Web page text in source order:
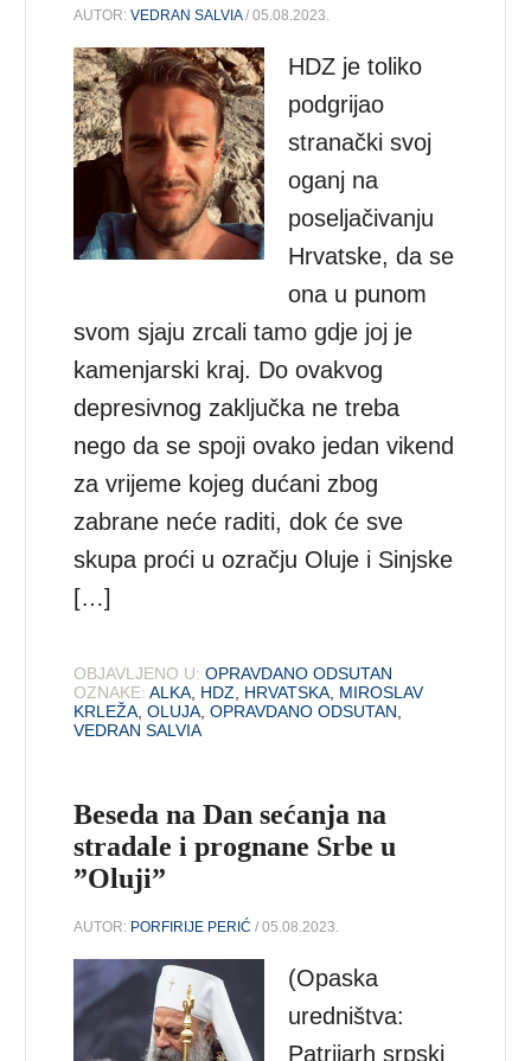
AUTOR:VEDRAN SALVIA/ 05.08.2023.
HDZ je toliko
podgrijao
stranački svoj
oganj na
poseljačivanju
Hrvatske, da se
ona u punom
svom sjaju zrcali tamo gdje joj je
kamenjarski kraj. Do ovakvog
depresivnog zaključka ne treba
nego da se spoji ovako jedan vikend
za vrijeme kojeg dućani zbog
zabrane neće raditi, dok će sve
skupa proći u ozračju Oluje i Sinjske
[…]
OBJAVLJENO U: OPRAVDANO ODSUTAN
OZNAKE: ALKA, HDZ, HRVATSKA, MIROSLAV
KRLEŽA,OLUJA,OPRAVDANO ODSUTAN,
VEDRAN SALVIA
Beseda na Dan sećanja na
stradale i prognane Srbe u
”Oluji”
AUTOR: PORFIRIJE PERIĆ / 05.08.2023.
(Opaska
uredništva:
Patrijarh srpski